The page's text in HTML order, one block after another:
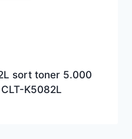
sort toner 5.000
K5082L